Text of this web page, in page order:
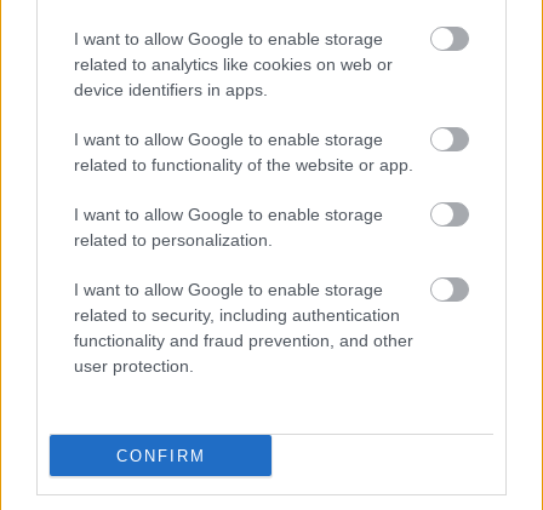
I want to allow Google to enable storage
related to analytics like cookies on web or
device identifiers in apps.
I want to allow Google to enable storage
related to functionality of the website or app.
I want to allow Google to enable storage
related to personalization.
I want to allow Google to enable storage
related to security, including authentication
functionality and fraud prevention, and other
user protection.
CONFIRM Loading...